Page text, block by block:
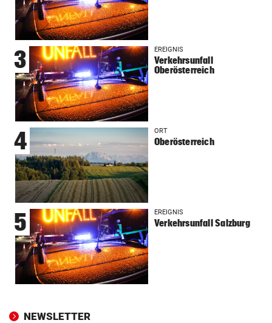
3 EREIGNIS
Verkehrsunfall
Oberösterreich
4 ORT
Oberösterreich
5 EREIGNIS
Verkehrsunfall Salzburg
NEWSLETTER